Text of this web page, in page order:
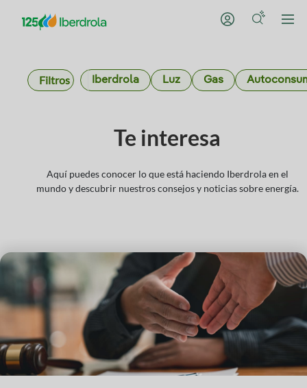
Filtros Iberdrola Luz Gas
Te interesa
Aquí puedes conocer lo que está haciendo Iberdrola en el
mundo y descubrir nuestros consejos y noticias sobre energía.